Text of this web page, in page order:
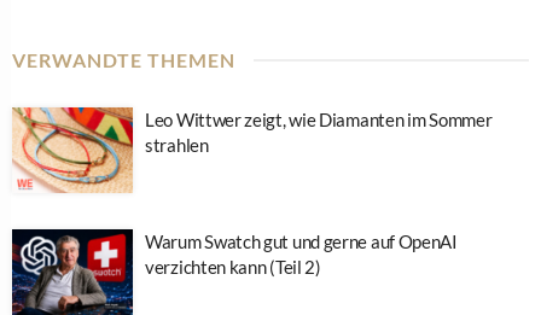
VERWANDTE THEMEN
Leo Wittwer zeigt, wie Diamanten im Sommer
strahlen
Warum Swatch gut und gerne auf OpenAI
verzichten kann (Teil 2)